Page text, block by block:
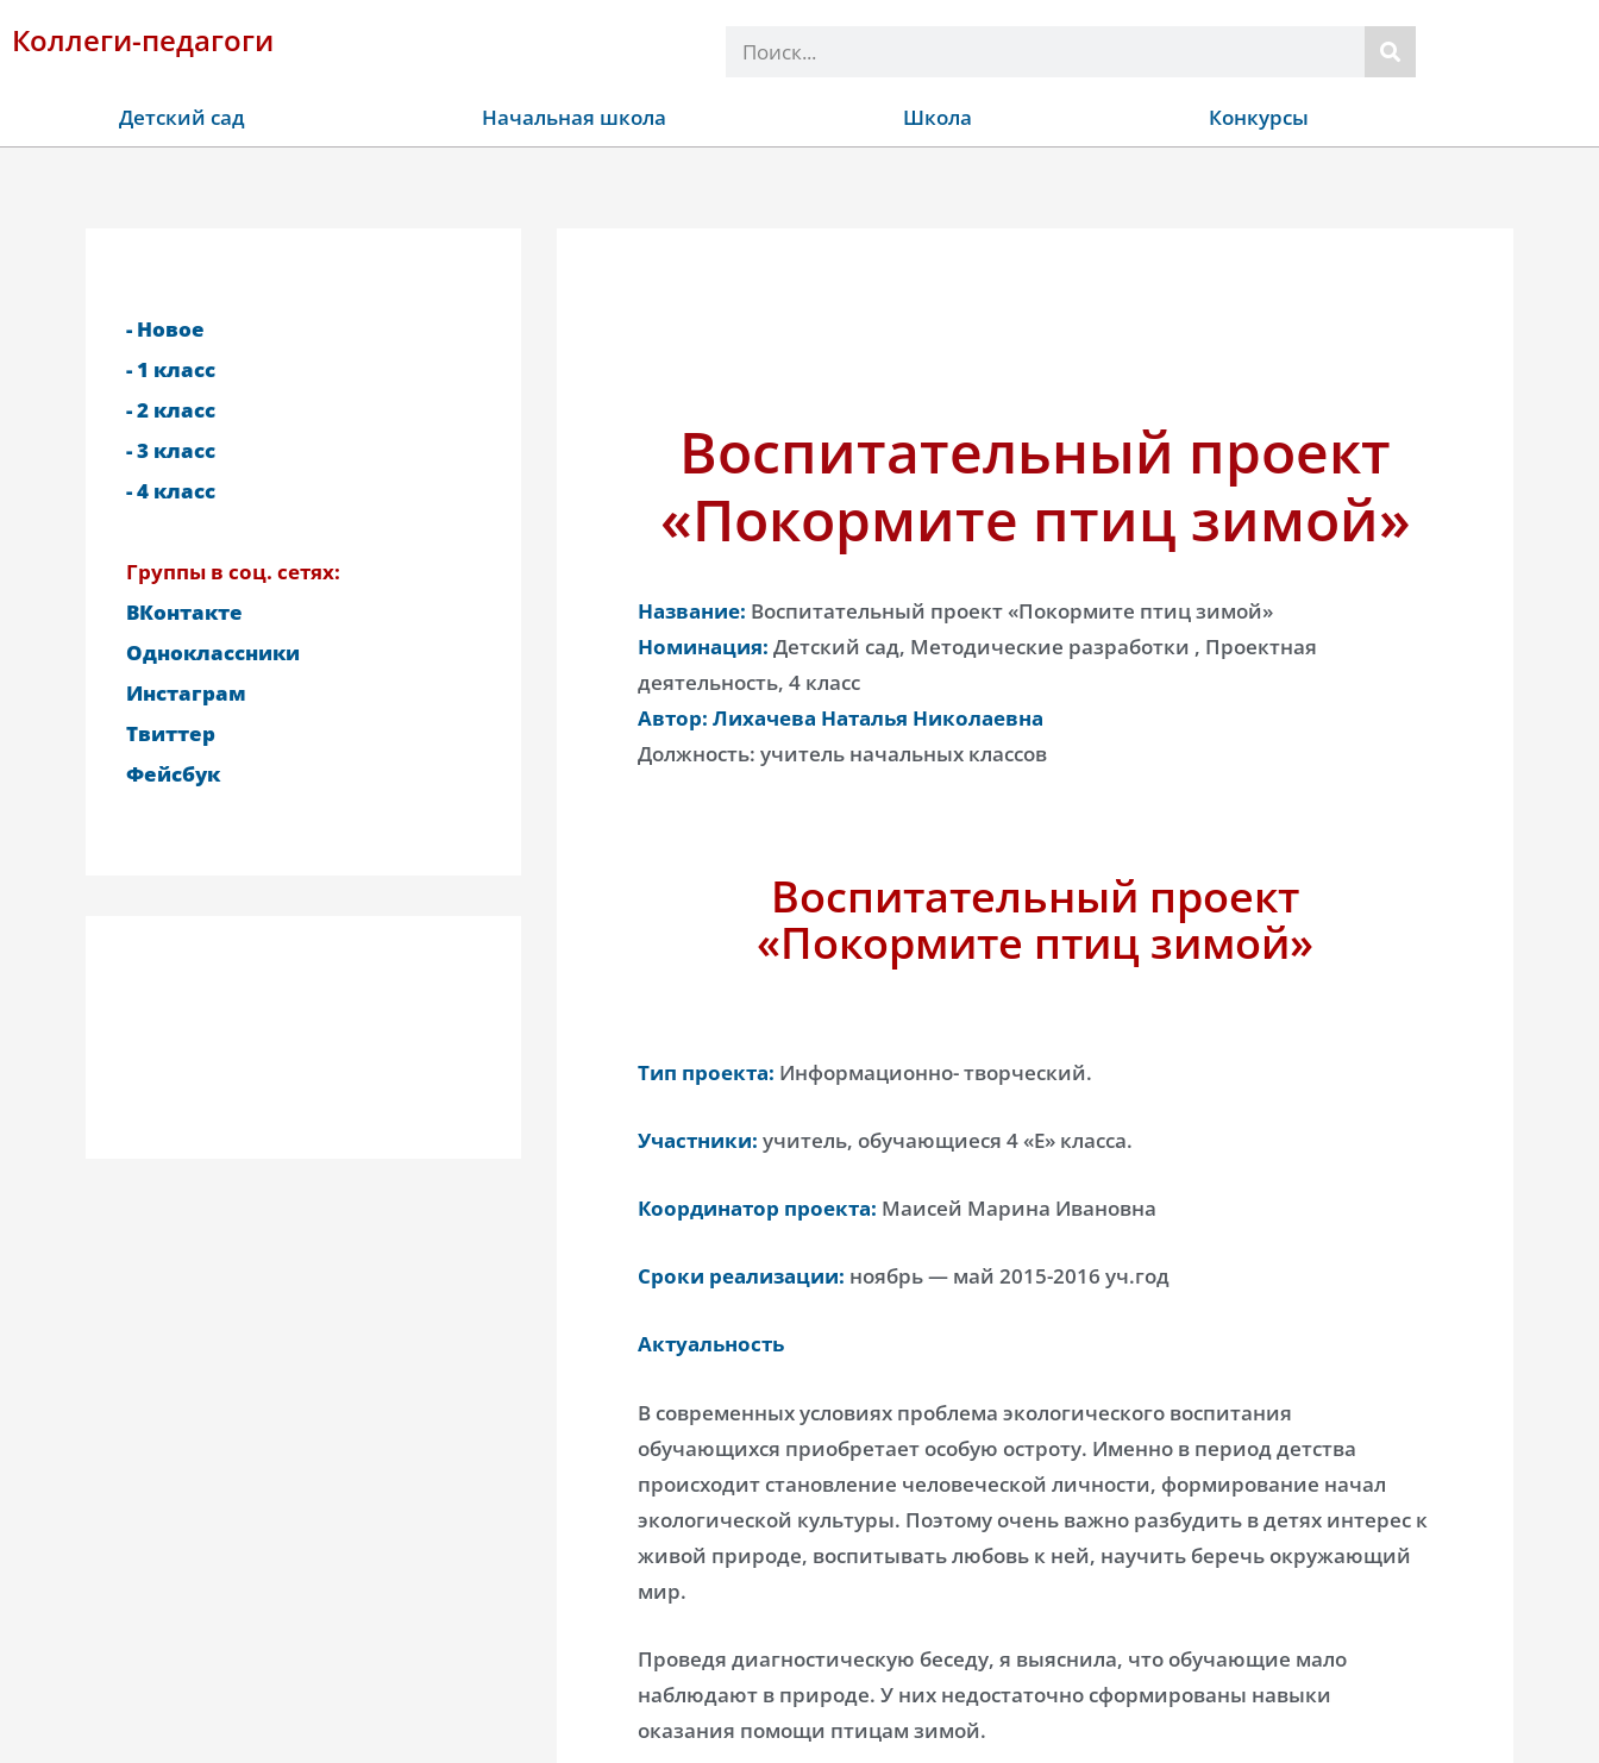
Коллеги-педагоги Поиск
Детский сад Начальная школа Школа Конкурсы
- Новое
- 1 класс
- 2 класс
- 3 класс
- 4 класс
Группы в соц. сетях:
ВКонтакте
Одноклассники
Инстаграм
Твиттер
Фейсбук
Воспитательный проект
«Покормите птиц зимой»
Название: Воспитательный проект «Покормите птиц зимой»
Номинация: Детский сад, Методические разработки , Проектная
деятельность, 4 класс
Автор: Лихачева Наталья Николаевна
Должность: учитель начальных классов
Воспитательный проект
«Покормите птиц зимой»
Тип проекта: Информационно- творческий.
Участники: учитель, обучающиеся 4 «Е» класса.
Координатор проекта: Маисей Марина Ивановна
Сроки реализации: ноябрь — май 2015-2016 уч.год
Актуальность
В современных условиях проблема экологического воспитания
обучающихся приобретает особую остроту. Именно в период детства
происходит становление человеческой личности, формирование начал
экологической культуры. Поэтому очень важно разбудить в детях интерес к
живой природе, воспитывать любовь к ней, научить беречь окружающий
мир.
Проведя диагностическую беседу, я выяснила, что обучающие мало
наблюдают в природе. У них недостаточно сформированы навыки
оказания помощи птицам зимой.